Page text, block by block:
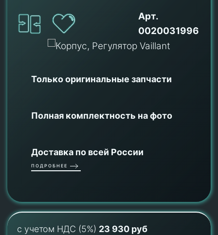
Арт.
0020031996
Только оригинальные запчасти
Полная комплектность на фото
Доставка по всей России
ПОДРОБНЕЕ
с учетом НДС (5%) 23 930 руб